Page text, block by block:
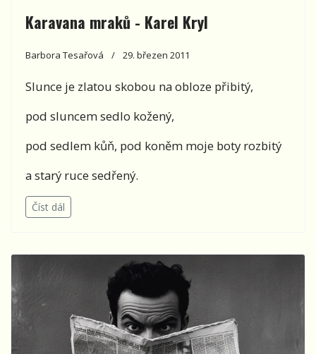
Karavana mraků - Karel Kryl
Barbora Tesařová 29. březen 2011
Slunce je zlatou skobou na obloze přibitý,
pod sluncem sedlo kožený,
pod sedlem kůň, pod koněm moje boty rozbitý
a starý ruce sedřený.
Číst dál